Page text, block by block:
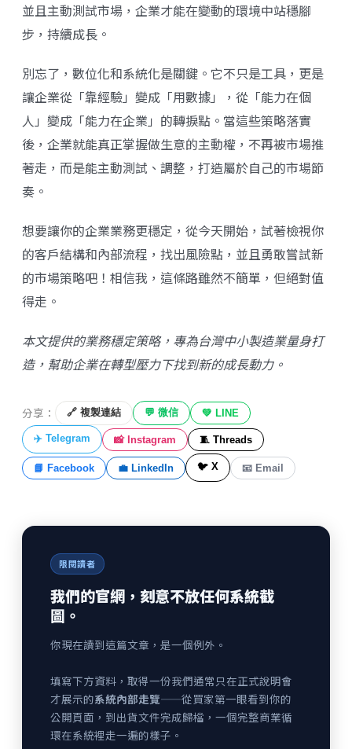
並且主動測試市場，企業才能在變動的環境中站穩腳
步，持續成長。
別忘了，數位化和系統化是關鍵。它不只是工具，更是
讓企業從「靠經驗」變成「用數據」，從「能力在個
人」變成「能力在企業」的轉捩點。當這些策略落實
後，企業就能真正掌握做生意的主動權，不再被市場推
著走，而是能主動測試、調整，打造屬於自己的市場節
奏。
想要讓你的企業業務更穩定，從今天開始，試著檢視你
的客戶結構和內部流程，找出風險點，並且勇敢嘗試新
的市場策略吧！相信我，這條路雖然不簡單，但絕對值
得走。
本文提供的業務穩定策略，專為台灣中小製造業量身打
造，幫助企業在轉型壓力下找到新的成長動力。
分享： 🔗 複製連結 💬 微信 💚 LINE
✈️ Telegram 📸 Instagram 🧵 Threads
📘 Facebook 💼 LinkedIn 🐦 X 📧 Email
限閱讀者
我們的官網，刻意不放任何系統截
圖。
你現在讀到這篇文章，是一個例外。
填寫下方資料，取得一份我們通常只在正式說明會
才展示的系統內部走覽——從買家第一眼看到你的
公開頁面，到出貨文件完成歸檔，一個完整商業循
環在系統裡走一遍的樣子。